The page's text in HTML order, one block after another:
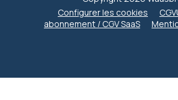
Configurer les cookies
abonnement / CGV SaaS